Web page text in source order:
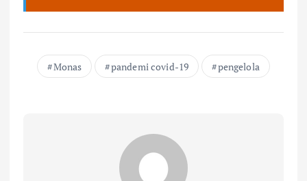
Monas pandemi covid-19 pengelola